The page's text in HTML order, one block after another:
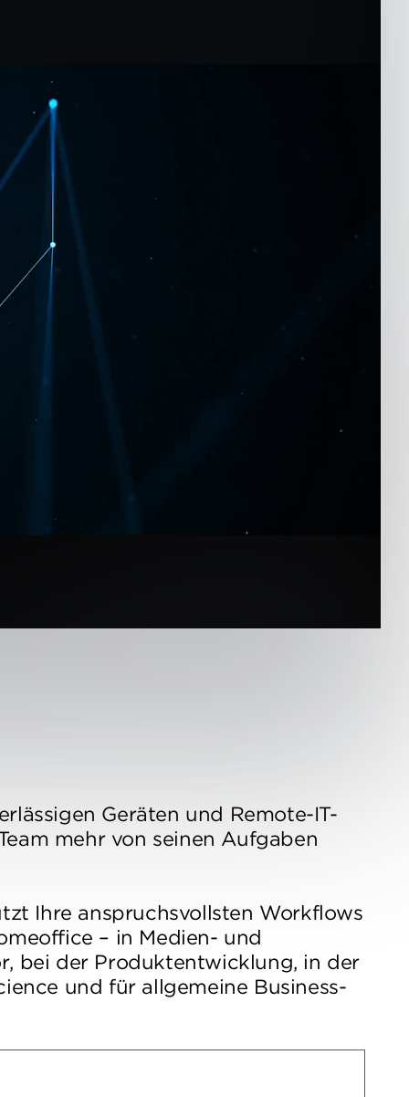
Geräten und Remote-IT-
mehr von seinen Aufgaben
Ihre anspruchsvollsten Workflows
– in Medien- und
bei der Produktentwicklung, in der
und für allgemeine Business-